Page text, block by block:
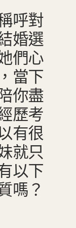
呼對
婚選
們心
當下
你盡
歷考
有很
就只
以下
嗎？